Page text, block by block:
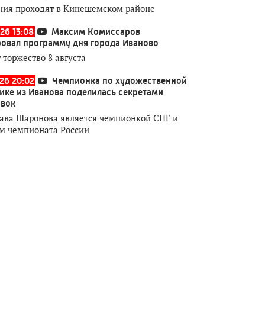
проходят в Кинешемском районе
13:08
Максим Комиссаров
программу дня города Иваново
8 августа
20:02
Чемпионка по художественной
из Иванова поделилась секретами
Шаронова является чемпионкой СНГ и
чемпионата России